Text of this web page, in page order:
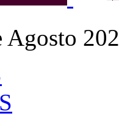
Agosto